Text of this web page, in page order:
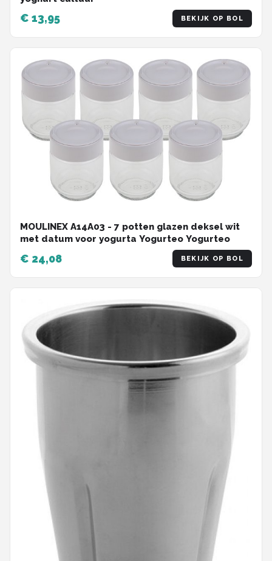
€ 13,95 BEKIJK OP BOL
MOULINEX A14A03 - 7 potten glazen deksel wit
met datum voor yogurta Yogurteo Yogurteo
€ 24,08 BEKIJK OP BOL